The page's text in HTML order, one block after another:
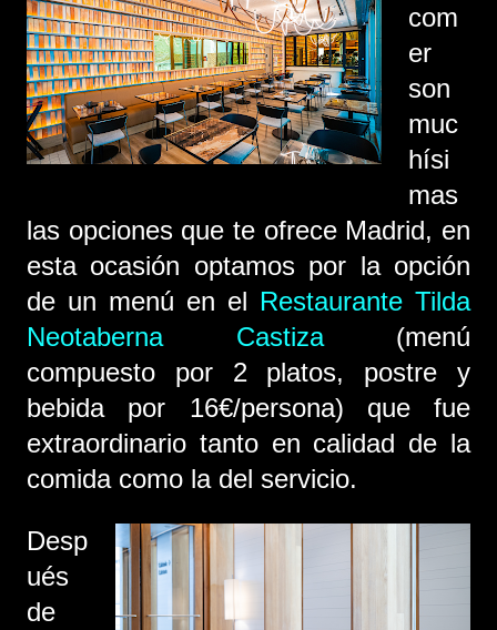
com
er
son
muc
hísi
mas
las opciones que te ofrece Madrid, en
esta ocasión optamos por la opción
de un menú en el Restaurante Tilda
Neotaberna Castiza(menú
compuesto por 2 platos, postre y
bebida por 16€/persona) que fue
extraordinario tanto en calidad de la
comida como la del servicio.
Desp
ués
de